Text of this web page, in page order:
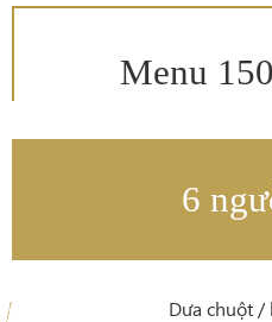
Menu
6
Dưa chuột /